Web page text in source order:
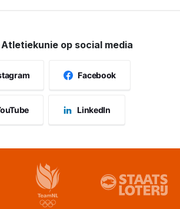
op social media
Facebook
LinkedIn